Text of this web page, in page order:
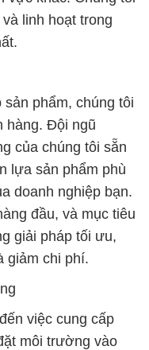
linh hoạt trong
phẩm, chúng tôi
hàng. Đội ngũ
của chúng tôi sẵn
lựa sản phẩm phù
doanh nghiệp bạn.
đầu, và mục tiêu
giải pháp tối ưu,
giảm chi phí.
việc cung cấp
môi trường vào